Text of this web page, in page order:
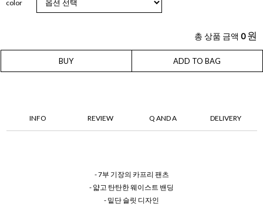
color
총 상품 금액 0 원
BUY ADD TO BAG
INFO REVIEW Q AND A DELIVERY
- 7부 기장의 카프리 팬츠
- 얇고 탄탄한 웨이스트 밴딩
- 밑단 슬릿 디자인